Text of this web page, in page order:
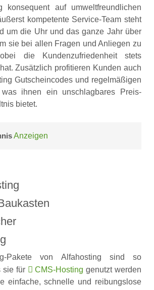
konsequent auf umweltfreundlichen
kompetente Service-Team steht
um die Uhr und das ganze Jahr über
sie bei allen Fragen und Anliegen zu
die Kundenzufriedenheit stets
Zusätzlich profitieren Kunden auch
Gutscheincodes und regelmäßigen
was ihnen ein unschlagbares Preis-
bietet.
Anzeigen
Pakete von Alfahosting sind so
sie für
CMS-Hosting genutzt werden
einfache, schnelle und reibungslose